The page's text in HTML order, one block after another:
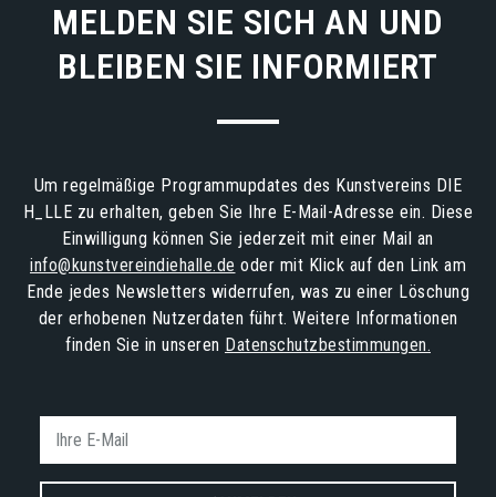
MELDEN SIE SICH AN UND
BLEIBEN SIE INFORMIERT
Um regelmäßige Programmupdates des Kunstvereins DIE
H_LLE zu erhalten, geben Sie Ihre E-Mail-Adresse ein. Diese
Einwilligung können Sie jederzeit mit einer Mail an
info@kunstvereindiehalle.de oder mit Klick auf den Link am
Ende jedes Newsletters widerrufen, was zu einer Löschung
der erhobenen Nutzerdaten führt. Weitere Informationen
finden Sie in unseren Datenschutzbestimmungen.